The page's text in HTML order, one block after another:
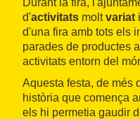
Durant la fira,
d'activitats moltvariat
d'una fira amb tots els
parades de productes
activitats entorn del
Aquesta festa, de més
història que comença
els hi permetia gaudir